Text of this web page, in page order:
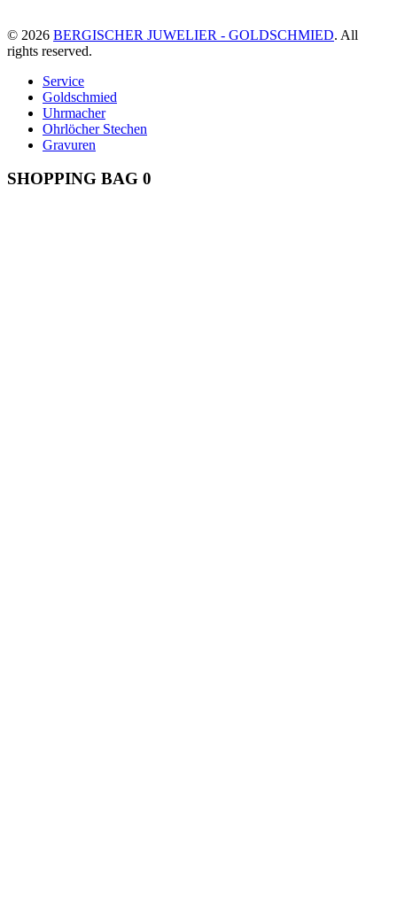
© 2026 BERGISCHER JUWELIER - GOLDSCHMIED. All
rights reserved.
Service
Goldschmied
Uhrmacher
Ohrlöcher Stechen
Gravuren
SHOPPING BAG 0